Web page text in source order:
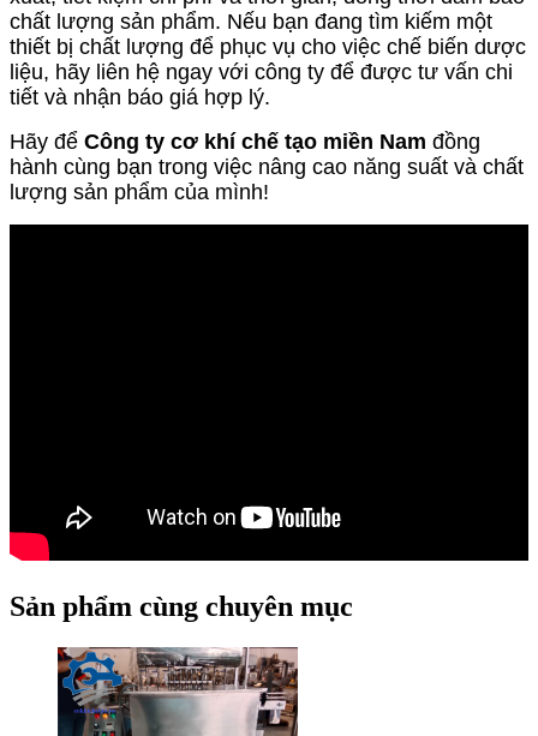
chất lượng sản phẩm. Nếu bạn đang tìm kiếm một
thiết bị chất lượng để phục vụ cho việc chế biến dược
liệu, hãy liên hệ ngay với công ty để được tư vấn chi
tiết và nhận báo giá hợp lý.
Hãy để Công ty cơ khí chế tạo miền Nam đồng
hành cùng bạn trong việc nâng cao năng suất và chất
lượng sản phẩm của mình!
Sản phẩm cùng chuyên mục